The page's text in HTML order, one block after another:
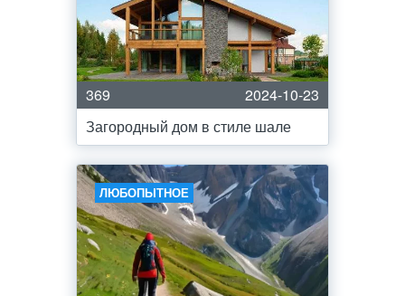
369
2024-10-23
Загородный дом в стиле шале
ЛЮБОПЫТНОЕ